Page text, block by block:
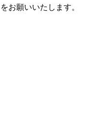
お願いいたします。